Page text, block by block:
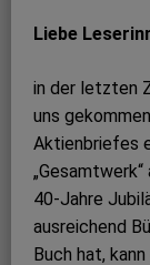
Liebe
in der letzten
uns
Aktienbriefes
40-Jahre
ausreichend
Buch hat,